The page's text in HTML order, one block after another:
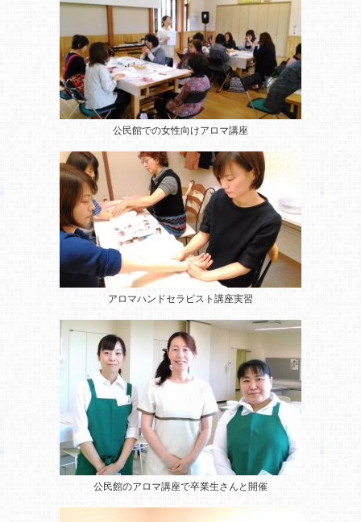
公民館での女性向けアロマ講座
アロマハンドセラピスト講座実習
公民館のアロマ講座で卒業生さんと開催